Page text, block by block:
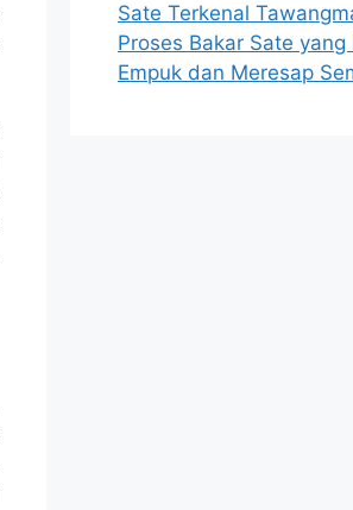
Sate Terkenal
Proses Bakar Sate yang
Empuk dan Meresap